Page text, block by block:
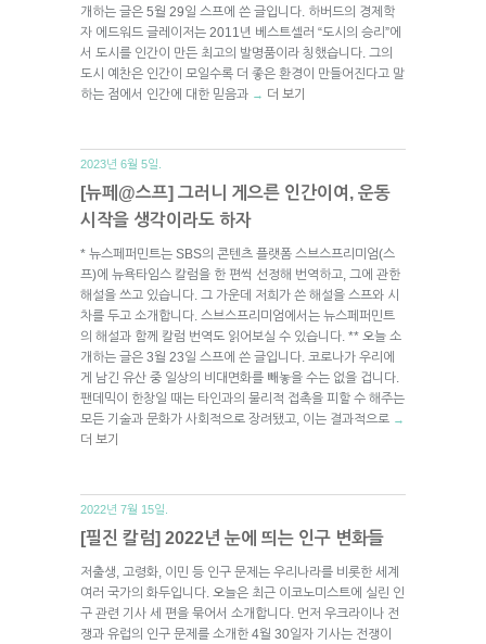
개하는 글은 5월 29일 스프에 쓴 글입니다. 하버드의 경제학
자 에드워드 글레이저는 2011년 베스트셀러 “도시의 승리”에
서 도시를 인간이 만든 최고의 발명품이라 칭했습니다. 그의
도시 예찬은 인간이 모일수록 더 좋은 환경이 만들어진다고 말
하는 점에서 인간에 대한 믿음과 → 더 보기
2023년 6월 5일.
[뉴페@스프] 그러니 게으른 인간이여, 운동
시작을 생각이라도 하자
* 뉴스페퍼민트는 SBS의 콘텐츠 플랫폼 스브스프리미엄(스
프)에 뉴욕타임스 칼럼을 한 편씩 선정해 번역하고, 그에 관한
해설을 쓰고 있습니다. 그 가운데 저희가 쓴 해설을 스프와 시
차를 두고 소개합니다. 스브스프리미엄에서는 뉴스페퍼민트
의 해설과 함께 칼럼 번역도 읽어보실 수 있습니다. ** 오늘 소
개하는 글은 3월 23일 스프에 쓴 글입니다. 코로나가 우리에
게 남긴 유산 중 일상의 비대면화를 빼놓을 수는 없을 겁니다.
팬데믹이 한창일 때는 타인과의 물리적 접촉을 피할 수 해주는
모든 기술과 문화가 사회적으로 장려됐고, 이는 결과적으로 →
더 보기
2022년 7월 15일.
[필진 칼럼] 2022년 눈에 띄는 인구 변화들
저출생, 고령화, 이민 등 인구 문제는 우리나라를 비롯한 세계
여러 국가의 화두입니다. 오늘은 최근 이코노미스트에 실린 인
구 관련 기사 세 편을 묶어서 소개합니다. 먼저 우크라이나 전
쟁과 유럽의 인구 문제를 소개한 4월 30일자 기사는 전쟁이